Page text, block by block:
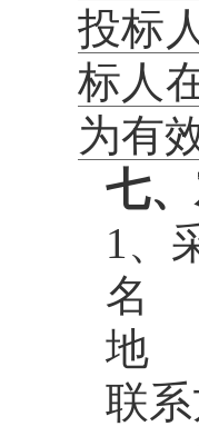
投标
标人
为有
七
1、
名
地
联系